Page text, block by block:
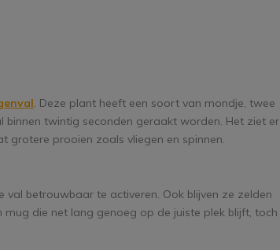
. Deze plant heeft een soort van mondje, twee
twintig seconden geraakt worden. Het ziet er
grotere prooien zoals vliegen en spinnen.
val betrouwbaar te activeren. Ook blijven ze zelden
die net lang genoeg op de juiste plek blijft, toch